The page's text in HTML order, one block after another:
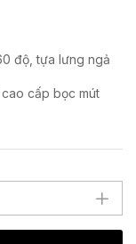
độ, tựa lưng ngả
cấp bọc mút